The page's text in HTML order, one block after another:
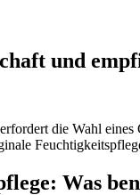
und
die Wahl
Was